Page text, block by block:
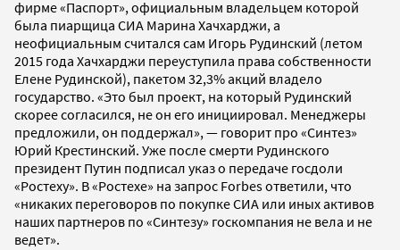
фирме «Паспорт», официальным владельцем которой
была пиарщица СИА Марина Хачхарджи, а
неофициальным считался сам Игорь Рудинский (летом
2015 года Хачхарджи переуступила права собственности
Елене Рудинской), пакетом 32,3% акций владело
государство. «Это был проект, на который Рудинский
скорее согласился, не он его инициировал. Менеджеры
предложили, он поддержал», — говорит про «Синтез»
Юрий Крестинский. Уже после смерти Рудинского
президент Путин подписал указ о передаче госдоли
«Ростеху». В «Ростехе» на запрос Forbes ответили, что
«никаких переговоров по покупке СИА или иных активов
наших партнеров по «Синтезу» госкомпания не вела и не
ведет».